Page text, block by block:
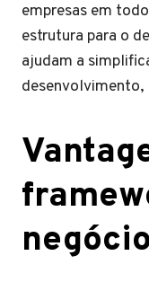
empresas em
estrutura para o
ajudam a